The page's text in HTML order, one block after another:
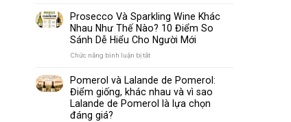
giống
nho
trắng
làm
biến
nhất
thế
Prosecco Và Sparkling Wine Khác
Nhau Như Thế Nào? 10 Điểm So
Sánh Dễ Hiểu Cho Người Mới
Chức năng bình luận bị tắtở
Và
Sparkling
Wine
Khác
Pomerol và Lalande de Pomerol:
Điểm giống, khác nhau và vì sao
Lalande de Pomerol là lựa chọn
đáng giá?